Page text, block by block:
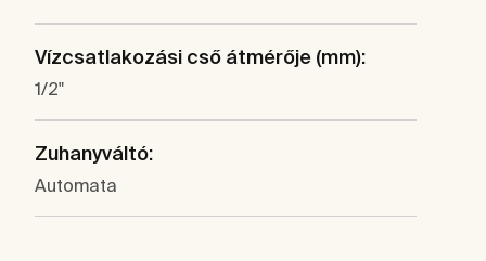
Vízcsatlakozási cső átmérője (mm):
1/2"
Zuhanyváltó:
Automata